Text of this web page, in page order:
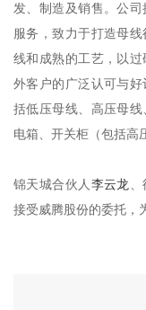
发、制造及销售。公
服务，致力于打造母
线和成熟的工艺，以
外客户的广泛认可与
括低压母线、高压母
电箱、开关柜（包括高
锦天城合伙人 李云龙
接受威腾股份的委托，